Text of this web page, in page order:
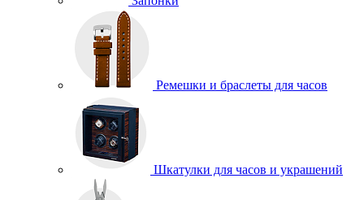
Ремешки и браслеты для часов
Шкатулки для часов и украшений